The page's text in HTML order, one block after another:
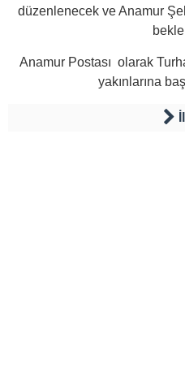
düzenlenecek ve Anamur
Anamur Postası olarak
yakınlarına